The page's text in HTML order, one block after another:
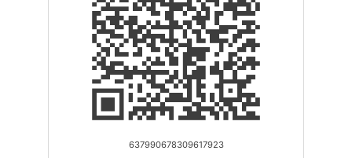
637990678309617923